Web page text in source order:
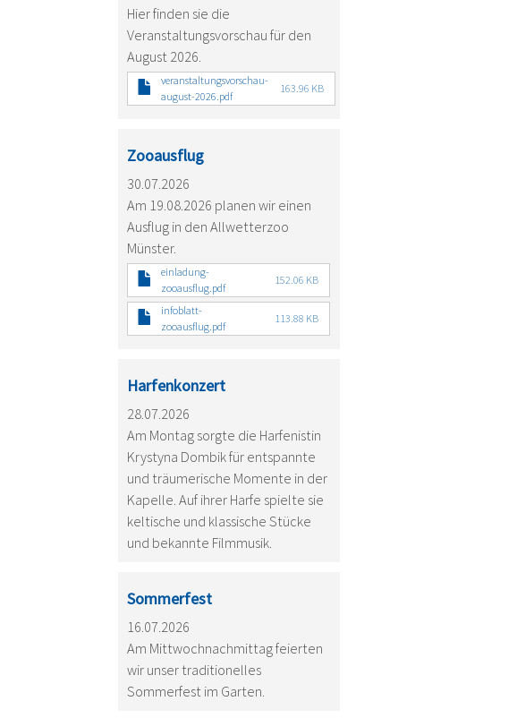
Hier finden sie die
Veranstaltungsvorschau für den
August 2026.
veranstaltungsvorschau-
august-2026.pdf
163.96 KB
Zooausflug
30.07.2026
Am 19.08.2026 planen wir einen
Ausflug in den Allwetterzoo
Münster.
einladung-
zooausflug.pdf
152.06 KB
infoblatt-
zooausflug.pdf
113.88 KB
Harfenkonzert
28.07.2026
Am Montag sorgte die Harfenistin
Krystyna Dombik für entspannte
und träumerische Momente in der
Kapelle. Auf ihrer Harfe spielte sie
keltische und klassische Stücke
und bekannte Filmmusik.
Sommerfest
16.07.2026
Am Mittwochnachmittag feierten
wir unser traditionelles
Sommerfest im Garten.